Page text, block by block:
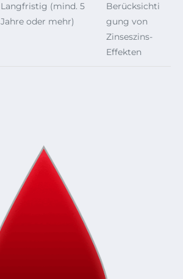
Langfristig (mind. 5
Jahre oder mehr)
Berücksichti
gung von
Zinseszins-
Effekten